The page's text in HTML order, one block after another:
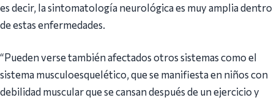
es decir, la sintomatología neurológica es muy amplia dentro
de estas enfermedades.
“Pueden verse también afectados otros sistemas como el
sistema musculoesquelético, que se manifiesta en niños con
debilidad muscular que se cansan después de un ejercicio y